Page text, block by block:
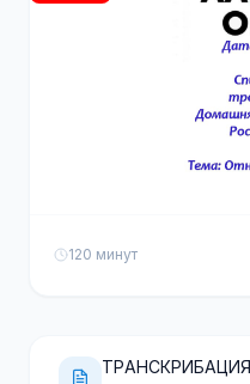
120 минут
ТРАНСКРИБАЦИЯ